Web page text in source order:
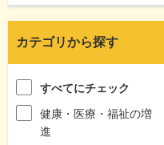
カテゴリから探す
すべてにチェック
健康・医療・福祉の増
進